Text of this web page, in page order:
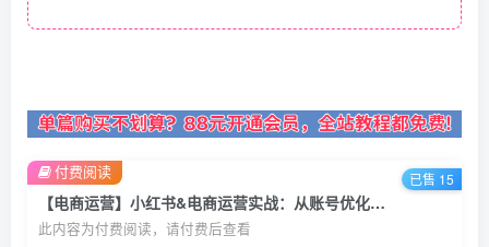
【电商运营】小红书&电商运营实战：从账号优化到选品策略，再到直播带货的全面指南
此内容为付费阅读，请付费后查看
付费阅读 已售 15